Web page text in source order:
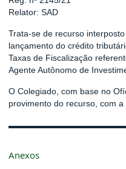
Relator: SAD
Trata-se de recurso
lançamento do crédito
Taxas de Fiscalização
Agente Autônomo de
O Colegiado, com base no
provimento do recurso, com
Anexos